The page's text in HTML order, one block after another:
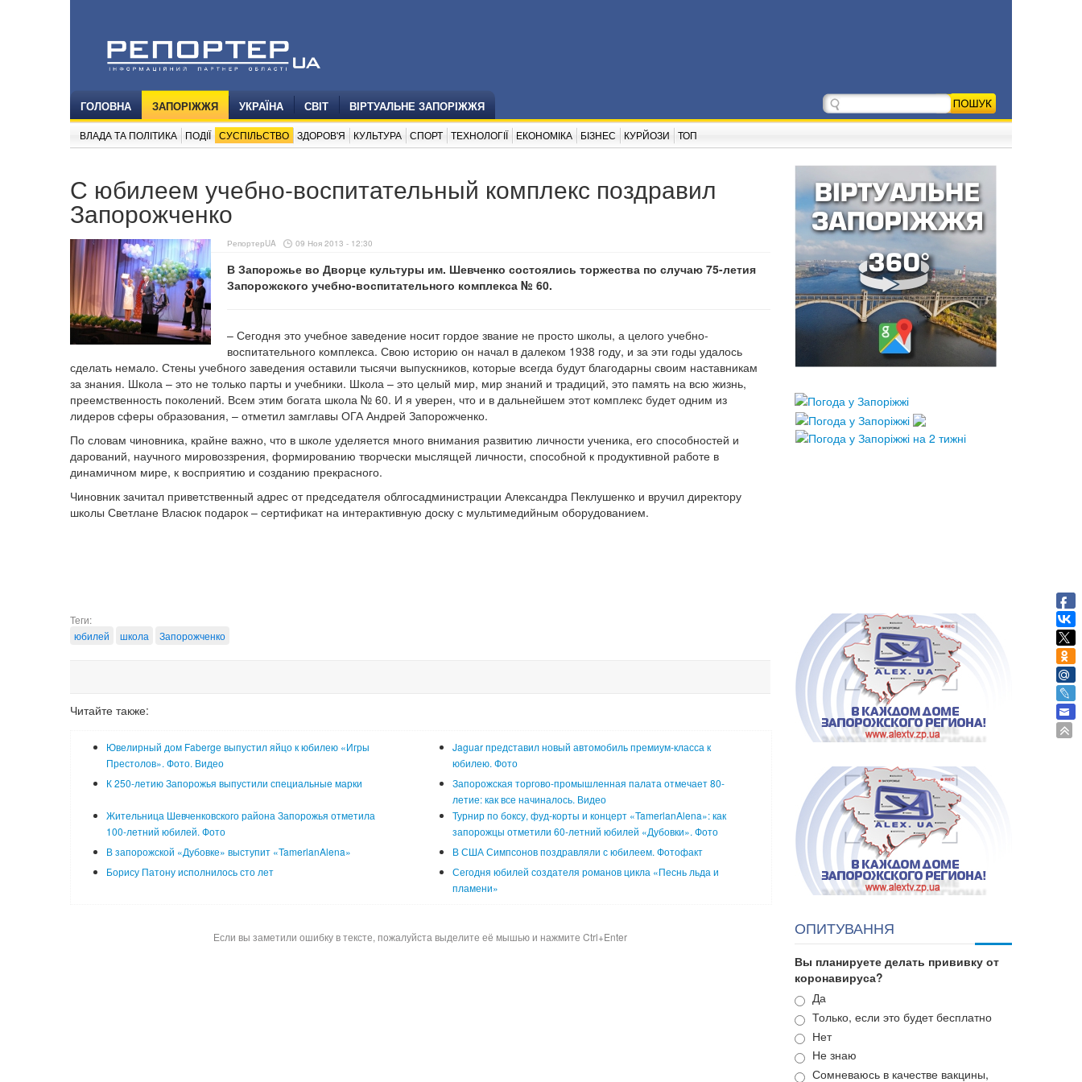
ГОЛОВНА ЗАПОРІЖЖЯ УКРАЇНА СВІТ ВІРТУАЛЬНЕ ЗАПОРІЖЖЯ
ВЛАДА ТА ПОЛІТИКА ПОДІЇ СУСПІЛЬСТВО ЗДОРОВ'Я КУЛЬТУРА СПОРТ ТЕХНОЛОГІЇ ЕКОНОМІКА БІЗНЕС КУРЙОЗИ ТОП
С юбилеем учебно-воспитательный комплекс поздравил
Запорожченко
РепортерUA 09 Ноя 2013 - 12:30
В Запорожье во Дворце культуры им. Шевченко состоялись торжества по случаю 75-летия
Запорожского учебно-воспитательного комплекса № 60.
– Сегодня это учебное заведение носит гордое звание не просто школы, а целого учебно-
воспитательного комплекса. Свою историю он начал в далеком 1938 году, и за эти годы удалось
сделать немало. Стены учебного заведения оставили тысячи выпускников, которые всегда будут благодарны своим наставникам
за знания. Школа – это не только парты и учебники. Школа – это целый мир, мир знаний и традиций, это память на всю жизнь,
преемственность поколений. Всем этим богата школа № 60. И я уверен, что и в дальнейшем этот комплекс будет одним из
лидеров сферы образования, – отметил замглавы ОГА Андрей Запорожченко.
По словам чиновника, крайне важно, что в школе уделяется много внимания развитию личности ученика, его способностей и
дарований, научного мировоззрения, формированию творчески мыслящей личности, способной к продуктивной работе в
динамичном мире, к восприятию и созданию прекрасного.
Чиновник зачитал приветственный адрес от председателя облгосадминистрации Александра Пеклушенко и вручил директору
школы Светлане Власюк подарок – сертификат на интерактивную доску с мультимедийным оборудованием.
Теги:
юбилей
школа Запорожченко
Читайте также:
Ювелирный дом Fabergе выпустил яйцо к юбилею «Игры
Престолов». Фото. Видео
Jaguar представил новый автомобиль премиум-класса к
юбилею. Фото
К 250-летию Запорожья выпустили специальные марки
Запорожская торгово-промышленная палата отмечает 80-
летие: как все начиналось. Видео
Жительница Шевченковского района Запорожья отметила
100-летний юбилей. Фото
Турнир по боксу, фуд-корты и концерт «TamerlanAlena»: как
запорожцы отметили 60-летний юбилей «Дубовки». Фото
В запорожской «Дубовке» выступит «TamerlanAlena»
В США Симпсонов поздравляли с юбилеем. Фотофакт
Борису Патону исполнилось сто лет
Сегодня юбилей создателя романов цикла «Песнь льда и
пламени»
Если вы заметили ошибку в тексте, пожалуйста выделите её мышью и нажмите Ctrl+Enter ОПИТУВАННЯ
Вы планируете делать прививку от
коронавируса?
Варианты
Да
Только, если это будет бесплатно
Нет
Не знаю
Сомневаюсь в качестве вакцины,